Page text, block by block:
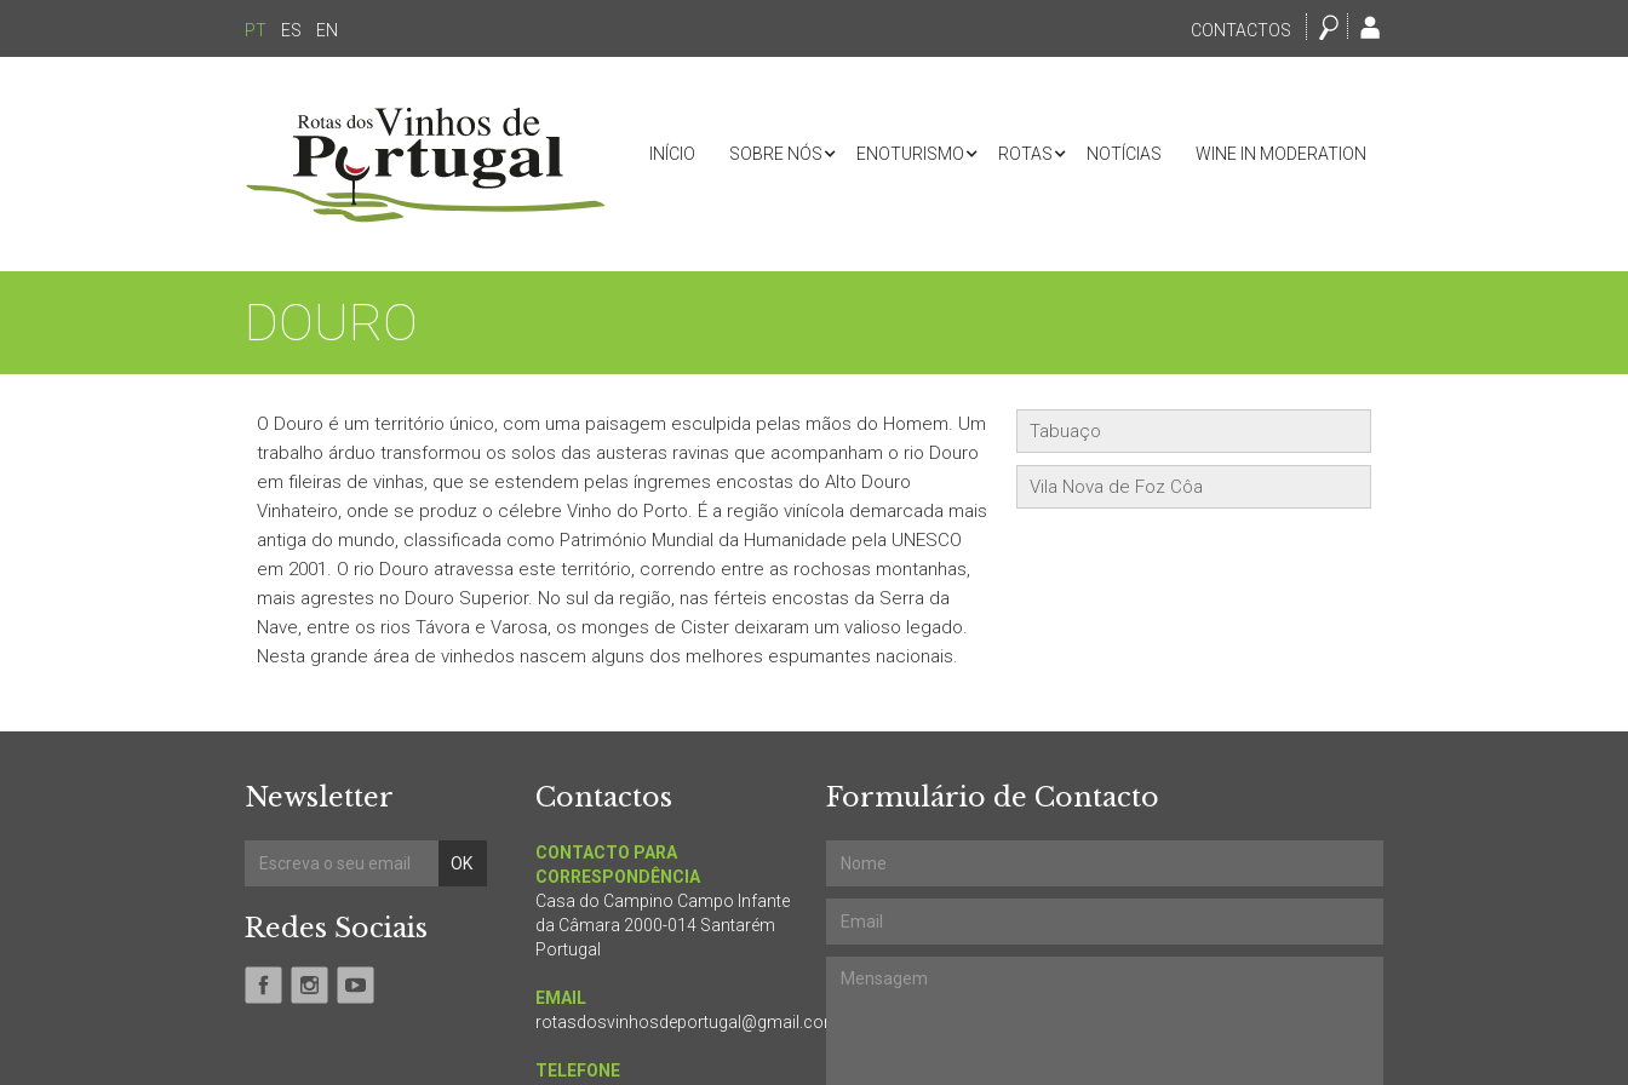
PT ES EN CONTACTOS
INÍCIO SOBRE NÓS ENOTURISMO ROTAS NOTÍCIAS WINE IN MODERATION
DOURO
O Douro é um território único, com uma paisagem esculpida pelas mãos do Homem. Um
trabalho árduo transformou os solos das austeras ravinas que acompanham o rio Douro
em fileiras de vinhas, que se estendem pelas íngremes encostas do Alto Douro
Vinhateiro, onde se produz o célebre Vinho do Porto. É a região vinícola demarcada mais
antiga do mundo, classificada como Património Mundial da Humanidade pela UNESCO
em 2001. O rio Douro atravessa este território, correndo entre as rochosas montanhas,
mais agrestes no Douro Superior. No sul da região, nas férteis encostas da Serra da
Nave, entre os rios Távora e Varosa, os monges de Cister deixaram um valioso legado.
Nesta grande área de vinhedos nascem alguns dos melhores espumantes nacionais.
Tabuaço
Vila Nova de Foz Côa
Newsletter
Redes Sociais
Contactos
CONTACTO PARA
CORRESPONDÊNCIA
Casa do Campino Campo Infante
da Câmara 2000-014 Santarém
Portugal
EMAIL
rotasdosvinhosdeportugal@gmail.com
TELEFONE
Formulário de Contacto